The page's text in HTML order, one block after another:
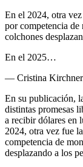
En el 2024, otra
por competencia
colchones
En el 2025…
— Cristina Kirchner
En su publicación,
distintas promesas
a recibir dólares en
2024, otra vez fue
competencia de
desplazando a los